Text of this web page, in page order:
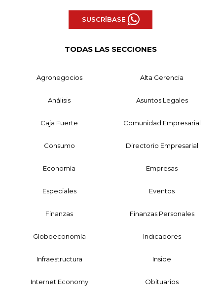
SUSCRÍBASE
TODAS LAS SECCIONES
Agronegocios Alta Gerencia
Análisis Asuntos Legales
Caja Fuerte Comunidad Empresarial
Consumo Directorio Empresarial
Economía Empresas
Especiales Eventos
Finanzas Finanzas Personales
Globoeconomía Indicadores
Infraestructura Inside
Internet Economy Obituarios